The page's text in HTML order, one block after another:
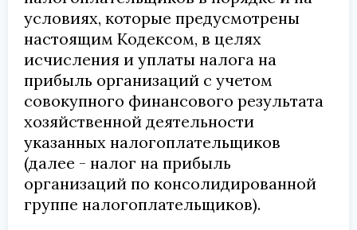
условиях, которые предусмотрены
настоящим Кодексом, в целях
исчисления и уплаты налога на
прибыль организаций с учетом
совокупного финансового результата
хозяйственной деятельности
указанных налогоплательщиков
(далее - налог на прибыль
организаций по консолидированной
группе налогоплательщиков).